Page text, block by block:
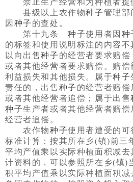
禁止生产经营和为种植者提
县级以上农作物种子管理部
因 种子 的查处。
第十九条种子使用者因 种
的标签和使用说明标注的内容
以向出售种子 的经营者要求赔
或者其他经营者要求赔偿。赔
利益损失和其他损失。属于种子
责任的，出售 种子 的经营者赔
或者其他经营者追偿；属于出售
种子生产者或者其他经营者赔偿
经营者追偿。
农作物种子使用者遭受的
标准计算：按其所在乡(镇)前三
平均产值乘以实际种植面积减
计资料的，可以参照所在乡(镇)
积平均产值乘以实际种植面积